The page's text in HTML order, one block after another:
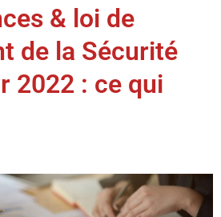
& loi de
de la Sécurité
2022 : ce qui